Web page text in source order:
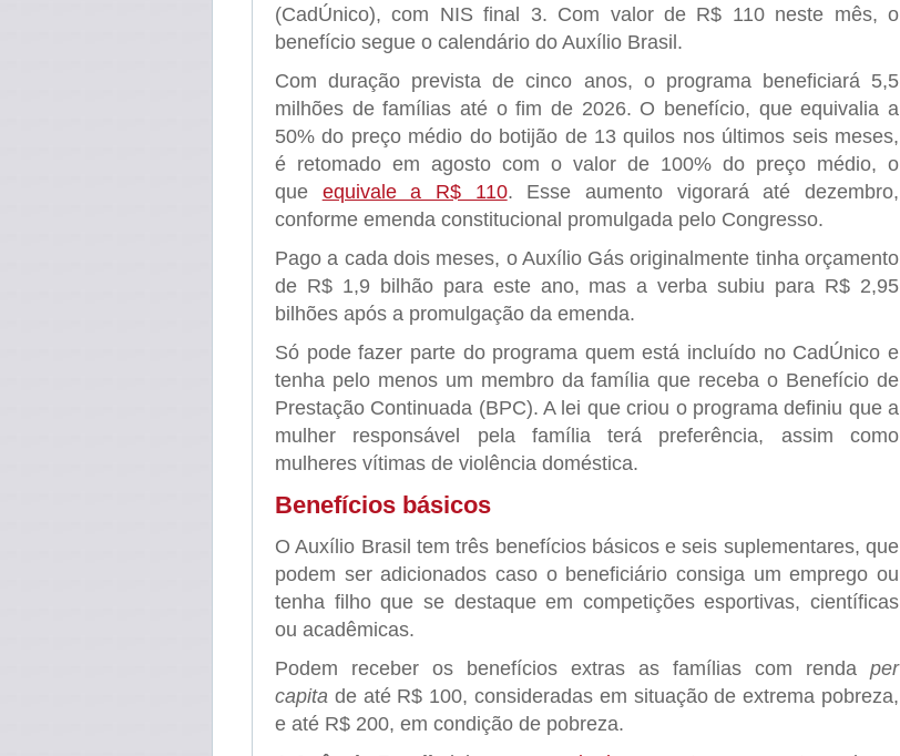
(CadÚnico), com NIS final 3. Com valor de R$ 110 neste mês, o
benefício segue o calendário do Auxílio Brasil.
Com duração prevista de cinco anos, o programa beneficiará 5,5
milhões de famílias até o fim de 2026. O benefício, que equivalia a
50% do preço médio do botijão de 13 quilos nos últimos seis meses,
é retomado em agosto com o valor de 100% do preço médio, o
que equivale a R$ 110. Esse aumento vigorará até dezembro,
conforme emenda constitucional promulgada pelo Congresso.
Pago a cada dois meses, o Auxílio Gás originalmente tinha orçamento
de R$ 1,9 bilhão para este ano, mas a verba subiu para R$ 2,95
bilhões após a promulgação da emenda.
Só pode fazer parte do programa quem está incluído no CadÚnico e
tenha pelo menos um membro da família que receba o Benefício de
Prestação Continuada (BPC). A lei que criou o programa definiu que a
mulher responsável pela família terá preferência, assim como
mulheres vítimas de violência doméstica.
Benefícios básicos
O Auxílio Brasil tem três benefícios básicos e seis suplementares, que
podem ser adicionados caso o beneficiário consiga um emprego ou
tenha filho que se destaque em competições esportivas, científicas
ou acadêmicas.
Podem receber os benefícios extras as famílias com renda per
capita de até R$ 100, consideradas em situação de extrema pobreza,
e até R$ 200, em condição de pobreza.